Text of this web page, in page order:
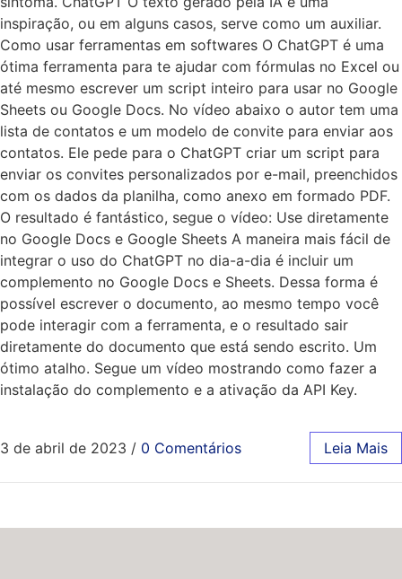
inspiração, ou em alguns casos, serve como um auxiliar.
Como usar ferramentas em softwares O ChatGPT é uma
ótima ferramenta para te ajudar com fórmulas no Excel ou
até mesmo escrever um script inteiro para usar no Google
Sheets ou Google Docs. No vídeo abaixo o autor tem uma
lista de contatos e um modelo de convite para enviar aos
contatos. Ele pede para o ChatGPT criar um script para
enviar os convites personalizados por e-mail, preenchidos
com os dados da planilha, como anexo em formado PDF.
O resultado é fantástico, segue o vídeo: Use diretamente
no Google Docs e Google Sheets A maneira mais fácil de
integrar o uso do ChatGPT no dia-a-dia é incluir um
complemento no Google Docs e Sheets. Dessa forma é
possível escrever o documento, ao mesmo tempo você
pode interagir com a ferramenta, e o resultado sair
diretamente do documento que está sendo escrito. Um
ótimo atalho. Segue um vídeo mostrando como fazer a
instalação do complemento e a ativação da API Key.
3 de abril de 2023 / 0 Comentários Leia Mais